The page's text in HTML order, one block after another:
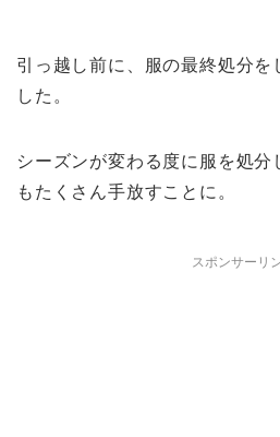
引っ越し前に、服の最終処分を
した。
シーズンが変わる度に服を処分
もたくさん手放すことに。
スポンサーリ